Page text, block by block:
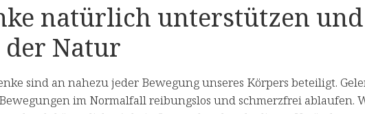
natürlich unterstützen
Natur
sind an nahezu jeder Bewegung unseres Körpers beteiligt.
im Normalfall reibungslos und schmerzfrei ablaufen.